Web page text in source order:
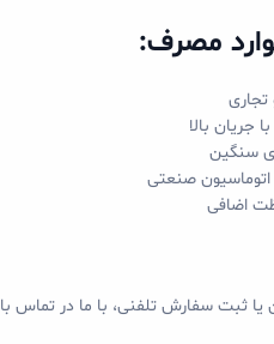
مصرف:
جریان بالا
سنگین
صنعتی
اضافی
یا ثبت سفارش تلفنی، با ما در تماس